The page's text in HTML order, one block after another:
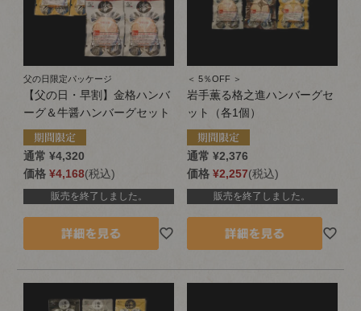
父の日限定パッケージ
【父の日・早割】金格ハンバ
ーグ＆牛醤ハンバーグセット
通常 ¥4,320
価格 ¥4,168 税込
販売を終了しました。
＜ 5％OFF ＞
岩手薫る格之進ハンバーグセ
ット（各1個）
通常 ¥2,376
価格 ¥2,257 税込
販売を終了しました。